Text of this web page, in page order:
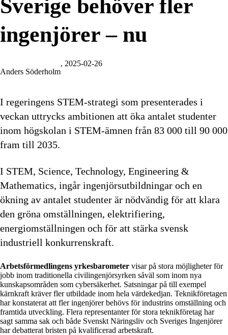
Sverige behöver fler
ingenjörer – nu
Anders Söderholm
, 2025-02-26
I regeringens STEM-strategi som presenterades i
veckan uttrycks ambitionen att öka antalet studenter
inom högskolan i STEM-ämnen från 83 000 till 90 000
fram till 2035.
I STEM, Science, Technology, Engineering &
Mathematics, ingår ingenjörsutbildningar och en
ökning av antalet studenter är nödvändig för att klara
den gröna omställningen, elektrifiering,
energiomställningen och för att stärka svensk
industriell konkurrenskraft.
Arbetsförmedlingens yrkesbarometer visar på stora möjligheter för
jobb inom traditionella civilingenjörsyrken såväl som inom nya
kunskapsområden som cybersäkerhet. Satsningar på till exempel
kärnkraft kräver fler utbildade inom hela värdekedjan. Teknikföretagen
har konstaterat att fler ingenjörer behövs för industrins omställning och
framtida utveckling. Flera representanter för stora teknikföretag har
sagt samma sak och både Svenskt Näringsliv och Sveriges Ingenjörer
har debatterat bristen på kvalificerad arbetskraft.